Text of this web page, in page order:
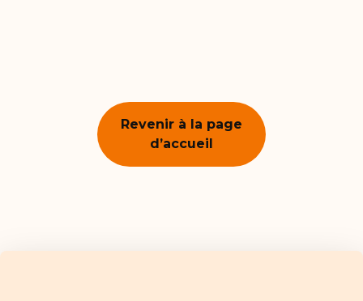
Revenir à la page
d’accueil